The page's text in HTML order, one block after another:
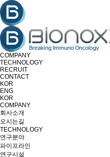
COMPANY
TECHNOLOGY
RECRUIT
CONTACT
KOR
ENG
KOR
COMPANY
회사소개
오시는길
TECHNOLOGY
연구분야
파이프라인
연구시설